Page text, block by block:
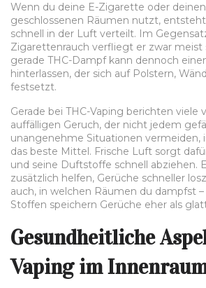
Wenn du deine E-Zigarette oder
geschlossenen Räumen nutzt,
schnell in der Luft verteilt. Im
Zigarettenrauch verfliegt er zwar meist
gerade THC-Dampf kann dennoch
hinterlassen, der sich auf Polstern,
festsetzt.
Gerade bei THC-Vaping berichten viele
auffälligen Geruch, der nicht jedem
unangenehme Situationen vermeiden,
das beste Mittel. Frische Luft sorgt
und seine Duftstoffe schnell abziehen.
zusätzlich helfen, Gerüche schneller
auch, in welchen Räumen du dampfst
Stoffen speichern Gerüche eher als
Gesundheitliche
Vaping im